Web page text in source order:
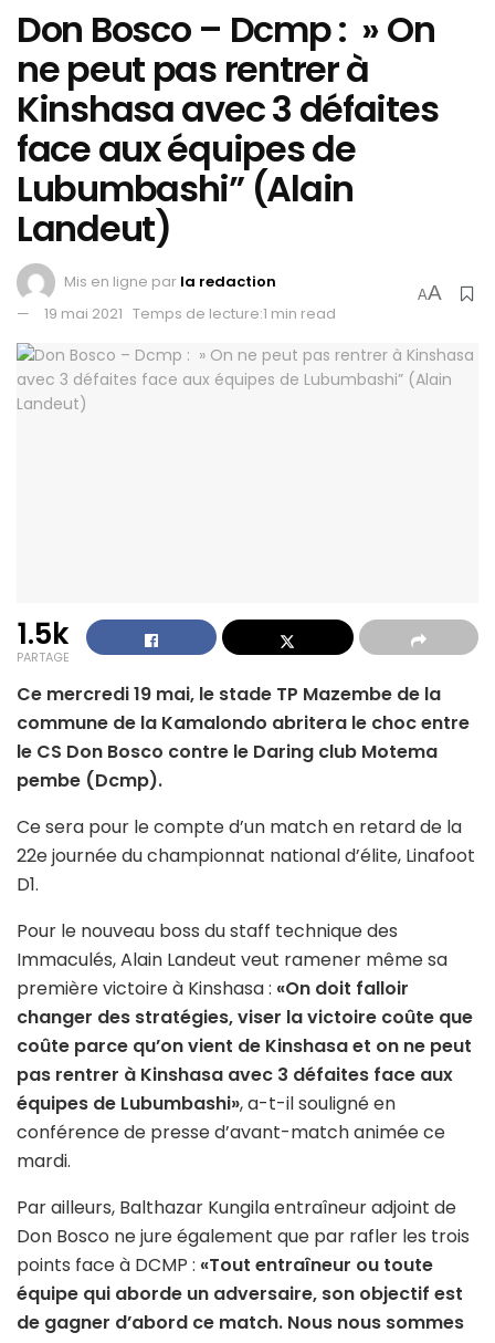
Don Bosco – Dcmp : » On
ne peut pas rentrer à
Kinshasa avec 3 défaites
face aux équipes de
Lubumbashi” (Alain
Landeut)
Mis en ligne par la redaction
19 mai 2021 Temps de lecture:1 min read
AA
1.5k
PARTAGE
Ce mercredi 19 mai, le stade TP Mazembe de la
commune de la Kamalondo abritera le choc entre
le CS Don Bosco contre le Daring club Motema
pembe (Dcmp).
Ce sera pour le compte d’un match en retard de la
22e journée du championnat national d’élite, Linafoot
D1.
Pour le nouveau boss du staff technique des
Immaculés, Alain Landeut veut ramener même sa
première victoire à Kinshasa : «On doit falloir
changer des stratégies, viser la victoire coûte que
coûte parce qu’on vient de Kinshasa et on ne peut
pas rentrer à Kinshasa avec 3 défaites face aux
équipes de Lubumbashi», a-t-il souligné en
conférence de presse d’avant-match animée ce
mardi.
Par ailleurs, Balthazar Kungila entraîneur adjoint de
Don Bosco ne jure également que par rafler les trois
points face à DCMP : «Tout entraîneur ou toute
équipe qui aborde un adversaire, son objectif est
de gagner d’abord ce match. Nous nous sommes